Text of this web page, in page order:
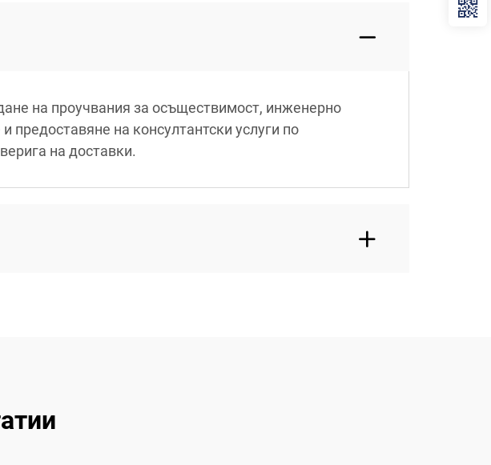
на проучвания за осъществимост, инженерно
предоставяне на консултантски услуги по
на доставки.